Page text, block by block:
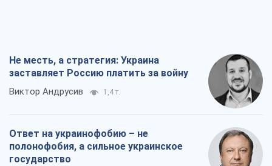
Не месть, а стратегия: Украина
заставляет Россию платить за войну
Виктор Андрусив 1,4 т.
Ответ на украинофобию – не
полонофобия, а сильное украинское
государство